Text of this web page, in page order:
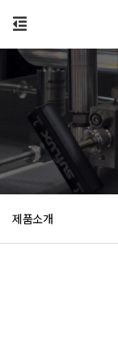
제품소개